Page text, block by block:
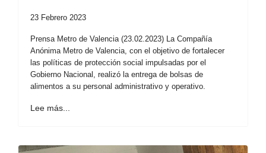
23 Febrero 2023
Prensa Metro de Valencia (23.02.2023) La Compañía
Anónima Metro de Valencia, con el objetivo de fortalecer
las políticas de protección social impulsadas por el
Gobierno Nacional, realizó la entrega de bolsas de
alimentos a su personal administrativo y operativo.
Lee más...